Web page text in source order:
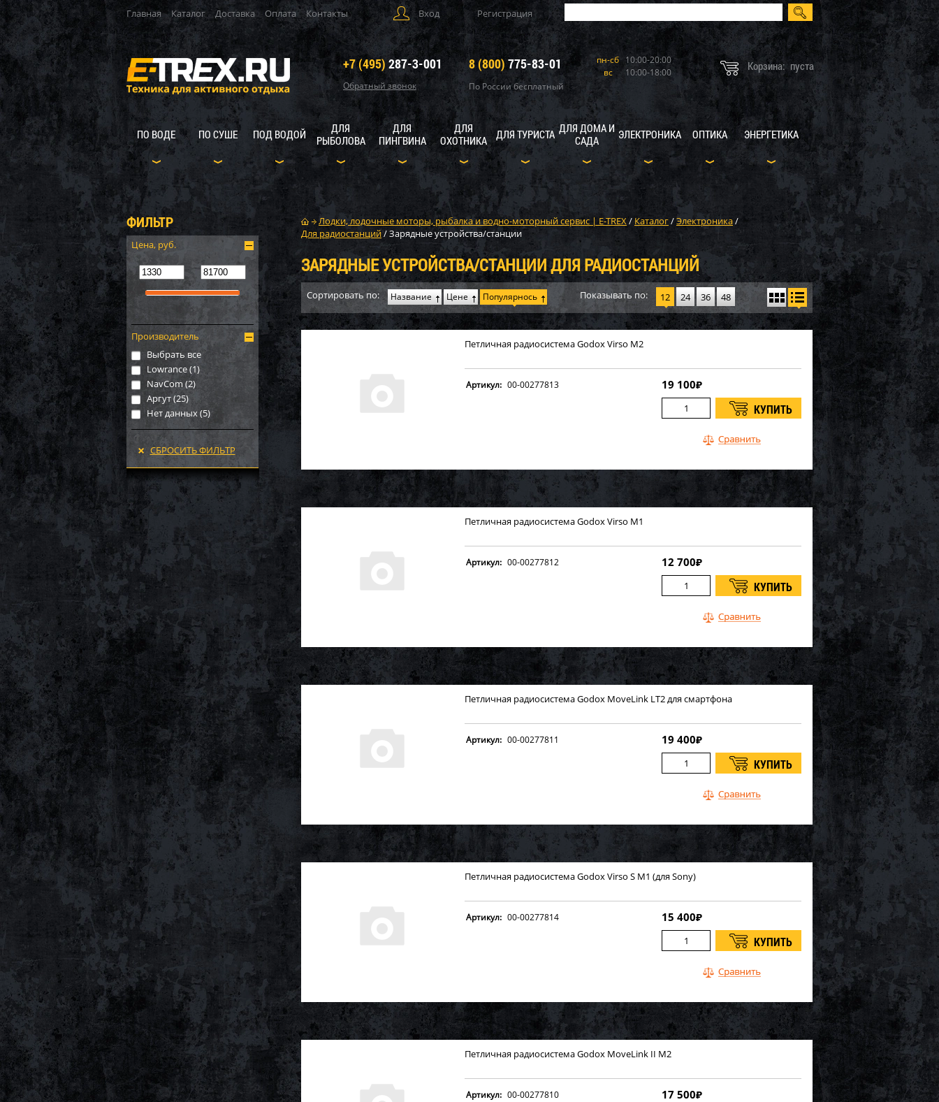
Главная Каталог Доставка Оплата Контакты Вход Регистрация
+7 (495) 287-3-001
Обратный звонок
8 (800) 775-83-01
По России бесплатный
пн-сб 10:00-20:00
вс
10:00-18:00 Корзина: пуста
ПО ВОДЕ ПО СУШЕ ПОД ВОДОЙ
ДЛЯ
РЫБОЛОВА
ДЛЯ
ПИНГВИНА
ДЛЯ
ОХОТНИКА
ДЛЯ ТУРИСТА ДЛЯ ДОМА И
САДА
ЭЛЕКТРОНИКА ОПТИКА ЭНЕРГЕТИКА
ФИЛЬТР
Цена, руб.
Производитель
Выбрать все
Lowrance (1)
NavCom (2)
Аргут (25)
Нет данных (5)
СБРОСИТЬ ФИЛЬТР
Лодки, лодочные моторы, рыбалка и водно-моторный сервис | E-TREX/ Каталог/Электроника/
Для радиостанций/Зарядные устройства/станции
ЗАРЯДНЫЕ УСТРОЙСТВА/СТАНЦИИ ДЛЯ РАДИОСТАНЦИЙ
Сортировать по: Название Цене Популярнось Показывать по: 12 24 36 48
Петличная радиосистема Godox Virso M2
Артикул: 00-00277813 19 100₽
Петличная радиосистема Godox Virso M1
Артикул: 00-00277812 12 700₽
Петличная радиосистема Godox MoveLink LT2 для смартфона
Артикул: 00-00277811 19 400₽
Петличная радиосистема Godox Virso S M1 (для Sony)
Артикул: 00-00277814 15 400₽
Петличная радиосистема Godox MoveLink II M2
Артикул: 00-00277810 17 500₽